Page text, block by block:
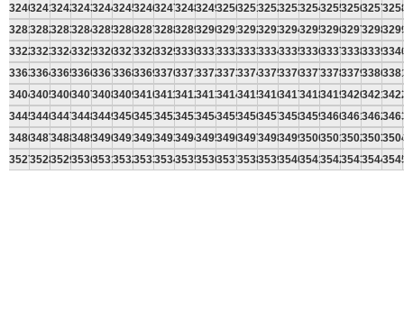
324032413242324332443245324632473248324932503251325232533254325532563257
328132823283328432853286328732883289329032913292329332943295329632973298
332233233324332533263327332833293330333133323333333433353336333733383339
336333643365336633673368336933703371337233733374337533763377337833793380
340434053406340734083409341034113412341334143415341634173418341934203421
344534463447344834493450345134523453345434553456345734583459346034613462
348634873488348934903491349234933494349534963497349834993500350135023503
352735283529353035313532353335343535353635373538353935403541354235433544